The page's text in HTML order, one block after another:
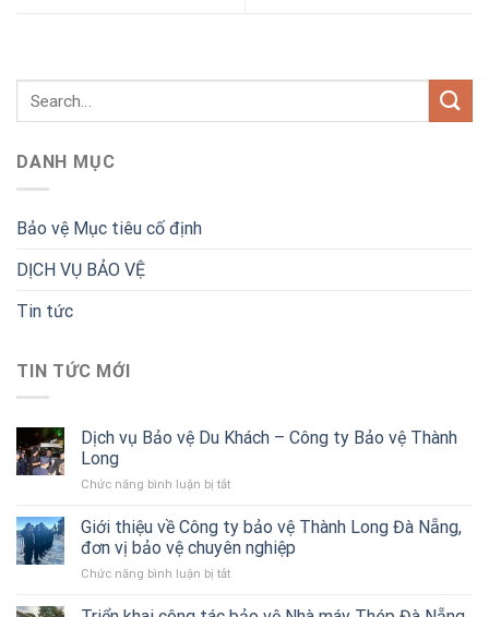
DANH MỤC
Bảo vệ Mục tiêu cố định
DỊCH VỤ BẢO VỆ
Tin tức
TIN TỨC MỚI
Dịch vụ Bảo vệ Du Khách – Công ty Bảo vệ Thành
Long
Chức năng bình luận bị tắtở
vụ
Bảo
vệ
Du
–
Giới thiệu về Công ty bảo vệ Thành Long Đà Nẵng,
đơn vị bảo vệ chuyên nghiệp
Chức năng bình luận bị tắtở
thiệu